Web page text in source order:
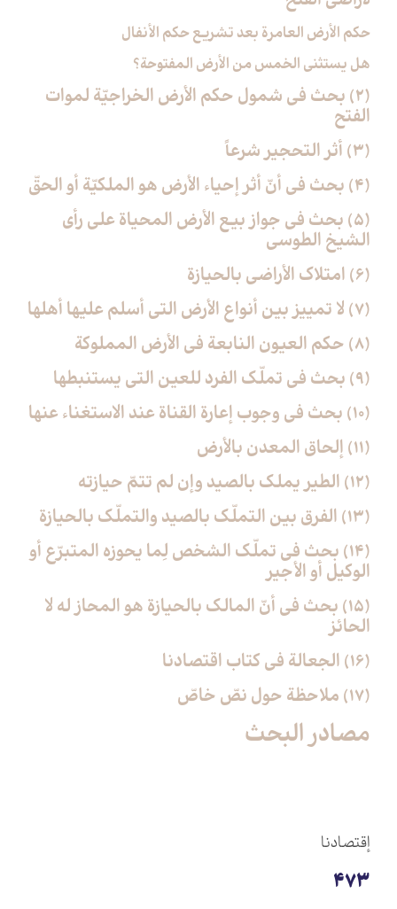
حكم الأرض العامرة بعد تشريع حكم الأنفال
هل يستثنى الخمس من الأرض المفتوحة؟
(2) بحث في شمول حكم الأرض الخراجيّة لموات
الفتح‏
(3) أثر التحجير شرعاً
(4) بحث في أنّ أثر إحياء الأرض هو الملكيّة أو الحقّ‏
(5) بحث في جواز بيع الأرض المحياة على رأي
الشيخ الطوسي‏
(6) امتلاك الأراضي بالحيازة
(7) لا تمييز بين أنواع الأرض التي أسلم عليها أهلها
(8) حكم العيون النابعة في الأرض المملوكة
(9) بحث في تملّك الفرد للعين التي يستنبطها
(10) بحث في وجوب إعارة القناة عند الاستغناء عنها
(11) إلحاق المعدن بالأرض‏
(12) الطير يملك بالصيد وإن لم تتمّ حيازته‏
(13) الفرق بين التملّك بالصيد والتملّك بالحيازة
(14) بحث في تملّك الشخص لِما يحوزه المتبرّع أو
الوكيل أو الأجير
(15) بحث في أنّ المالك بالحيازة هو المحاز له لا
الحائز
(16) الجعالة في كتاب اقتصادنا
(17) ملاحظة حول نصّ خاصّ‏
مصادر البحث‏
إقتصادنا
473